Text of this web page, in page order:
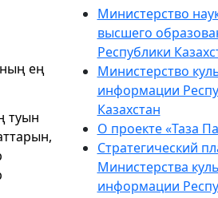
ең
туын
Министерство
высшего
Республики
Министерство
информации
Казахстан
О проекте «Таза
Стратегический
Министерства
информации